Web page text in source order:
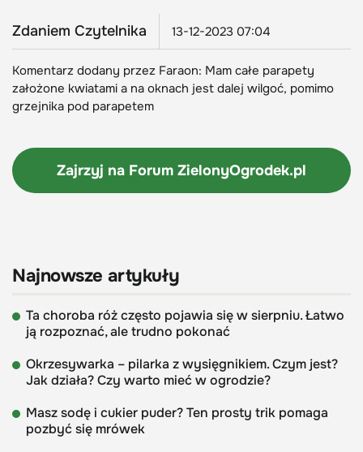
Zdaniem Czytelnika 13-12-2023 07:04
Komentarz dodany przez Faraon: Mam całe parapety
założone kwiatami a na oknach jest dalej wilgoć, pomimo
grzejnika pod parapetem
Zajrzyj na Forum ZielonyOgrodek.pl
Najnowsze artykuły
Ta choroba róż często pojawia się w sierpniu. Łatwo
ją rozpoznać, ale trudno pokonać
Okrzesywarka – pilarka z wysięgnikiem. Czym jest?
Jak działa? Czy warto mieć w ogrodzie?
Masz sodę i cukier puder? Ten prosty trik pomaga
pozbyć się mrówek